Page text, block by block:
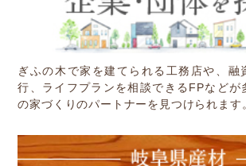
ぎふの木で家を建てられる工務店や、融
行、ライフプランを相談できるFPなどが
の家づくりのパートナーを見つけられます